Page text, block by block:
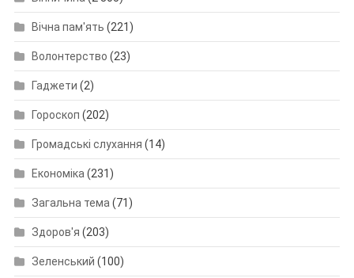
Вічна пам'ять (221)
Волонтерство (23)
Гаджети (2)
Гороскоп (202)
Громадські слухання (14)
Економіка (231)
Загальна тема (71)
Здоров'я (203)
Зеленський (100)